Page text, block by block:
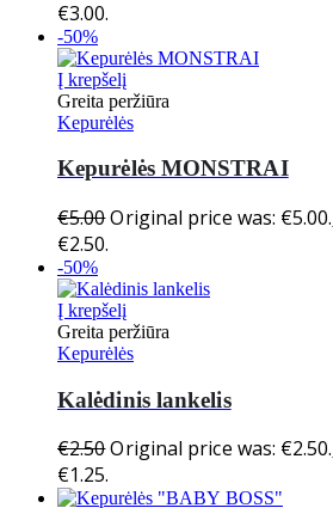
€3.00.
-50%
Į krepšelį
Greita peržiūra
Kepurėlės
Kepurėlės MONSTRAI
€5.00Original price was: €5.00.
€2.50.
-50%
Į krepšelį
Greita peržiūra
Kepurėlės
Kalėdinis lankelis
€2.50Original price was: €2.50.
€1.25.